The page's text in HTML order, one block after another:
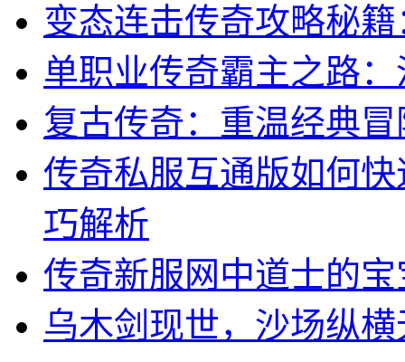
变态连击传奇攻略秘
单职业传奇霸主之路
复古传奇：重温经典
传奇私服互通版如何
巧解析
传奇新服网中道士的
乌木剑现世，沙场纵横